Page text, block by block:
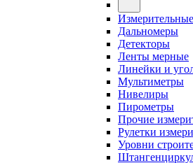
Дальномеры
Детекторы
Ленты мерные
Линейки и
Мультиметры
Нивелиры
Пирометры
Прочие
Рулетки
Уровни